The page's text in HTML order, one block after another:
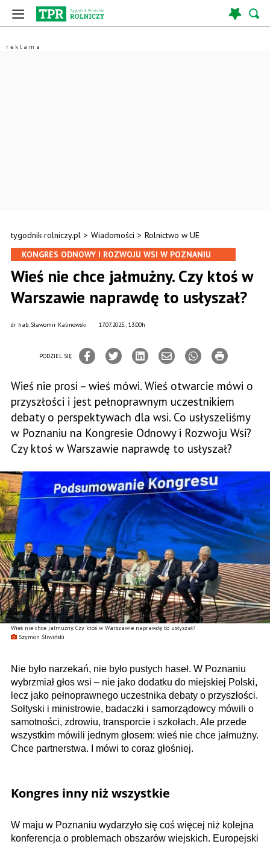
tygodnik-rolniczy.pl > Wiadomości > Rolnictwo w UE
Wieś nie chce jałmużny. Czy ktoś w Warszawie naprawdę to usłyszał?
Szymon Śliwiński
KONGRES ODNOWY I ROZWOJU WSI W POZNANIU
Wieś nie chce jałmużny. Czy ktoś w
Warszawie naprawdę to usłyszał?
17.07.2025., 13:00h
dr hab. Sławomir Kalinowski
PODZIEL SIĘ
Wieś nie prosi – wieś mówi. Wieś otwarcie mówi o
przyszłości i jest pełnoprawnym uczestnikiem
debaty o perspektywach dla wsi. Co usłyszeliśmy
w Poznaniu na Kongresie Odnowy i Rozwoju Wsi?
Czy ktoś w Warszawie naprawdę to usłyszał?
Nie było narzekań, nie było pustych haseł. W Poznaniu
wybrzmiał głos wsi – nie jako dodatku do miejskiej Polski,
lecz jako pełnoprawnego uczestnika debaty o przyszłości.
Sołtyski i ministrowie, badaczki i samorządowcy mówili o
samotności, zdrowiu, transporcie i szkołach. Ale przede
wszystkim mówili jednym głosem: wieś nie chce jałmużny.
Chce partnerstwa. I mówi to coraz głośniej.
Kongres inny niż wszystkie
W maju w Poznaniu wydarzyło się coś więcej niż kolejna
konferencja o problemach obszarów wiejskich. Europejski